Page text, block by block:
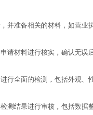
并准备相关的材料，如营业
请材料进行核实，确认无误
行全面的检测，包括外观、
测结果进行审核，包括数据